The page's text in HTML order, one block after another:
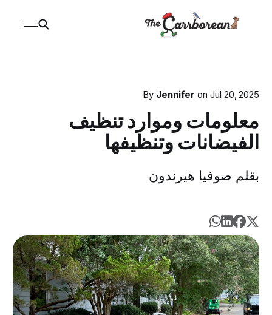
By Jennifer onJul 20, 2025
معلومات وموارد تنظيف
الفيضانات وتنظيفها
بقلم صوفيا هيرندون